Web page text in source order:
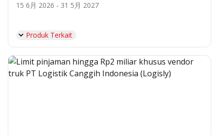
15 6月 2026 - 31 5月 2027
Produk Terkait